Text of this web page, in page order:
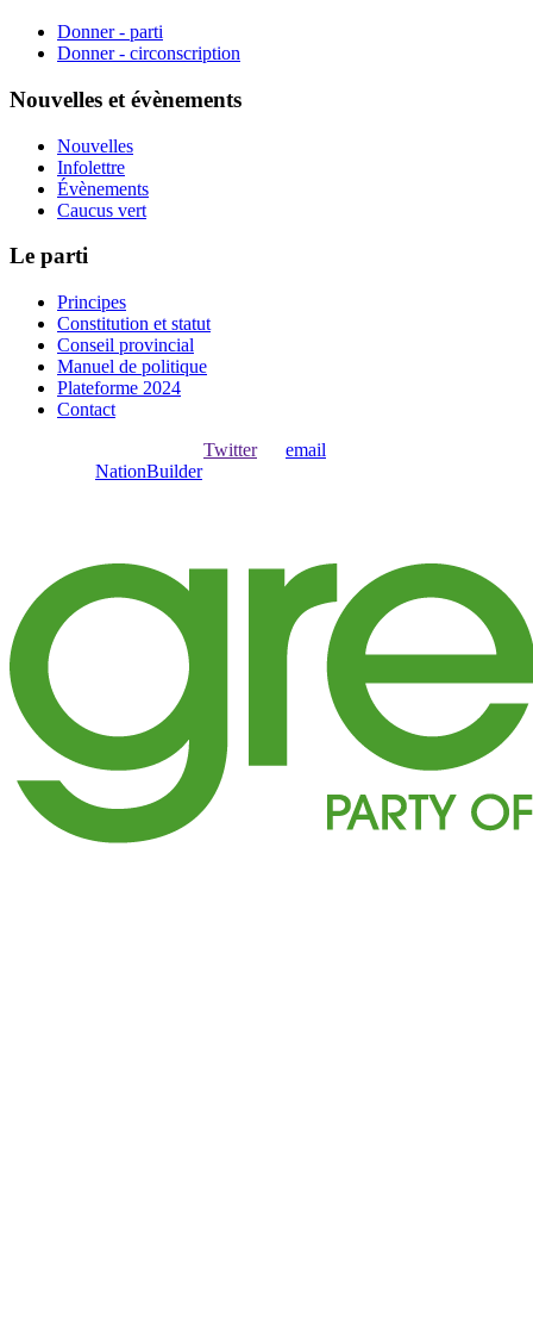
Donner - parti
Donner - circonscription
Nouvelles et évènements
Nouvelles
Infolettre
Évènements
Caucus vert
Le parti
Principes
Constitution et statut
Conseil provincial
Manuel de politique
Plateforme 2024
Contact
Twitterou email
NationBuilder